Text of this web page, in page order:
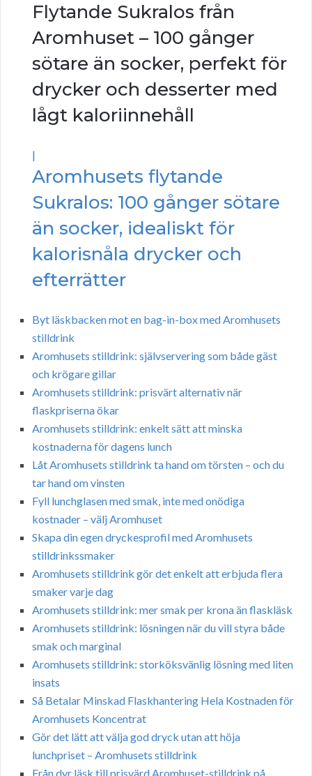
Flytande Sukralos från
Aromhuset – 100 gånger
sötare än socker, perfekt för
drycker och desserter med
lågt kaloriinnehåll
|
Aromhusets flytande
Sukralos: 100 gånger sötare
än socker, idealiskt för
kalorisnåla drycker och
efterrätter
Byt läskbacken mot en bag-in-box med Aromhusets
stilldrink
Aromhusets stilldrink: självservering som både gäst
och krögare gillar
Aromhusets stilldrink: prisvärt alternativ när
flaskpriserna ökar
Aromhusets stilldrink: enkelt sätt att minska
kostnaderna för dagens lunch
Låt Aromhusets stilldrink ta hand om törsten – och du
tar hand om vinsten
Fyll lunchglasen med smak, inte med onödiga
kostnader – välj Aromhuset
Skapa din egen dryckesprofil med Aromhusets
stilldrinkssmaker
Aromhusets stilldrink gör det enkelt att erbjuda flera
smaker varje dag
Aromhusets stilldrink: mer smak per krona än flaskläsk
Aromhusets stilldrink: lösningen när du vill styra både
smak och marginal
Aromhusets stilldrink: storköksvänlig lösning med liten
insats
Så Betalar Minskad Flaskhantering Hela Kostnaden för
Aromhusets Koncentrat
Gör det lätt att välja god dryck utan att höja
lunchpriset – Aromhusets stilldrink
Från dyr läsk till prisvärd Aromhuset-stilldrink på